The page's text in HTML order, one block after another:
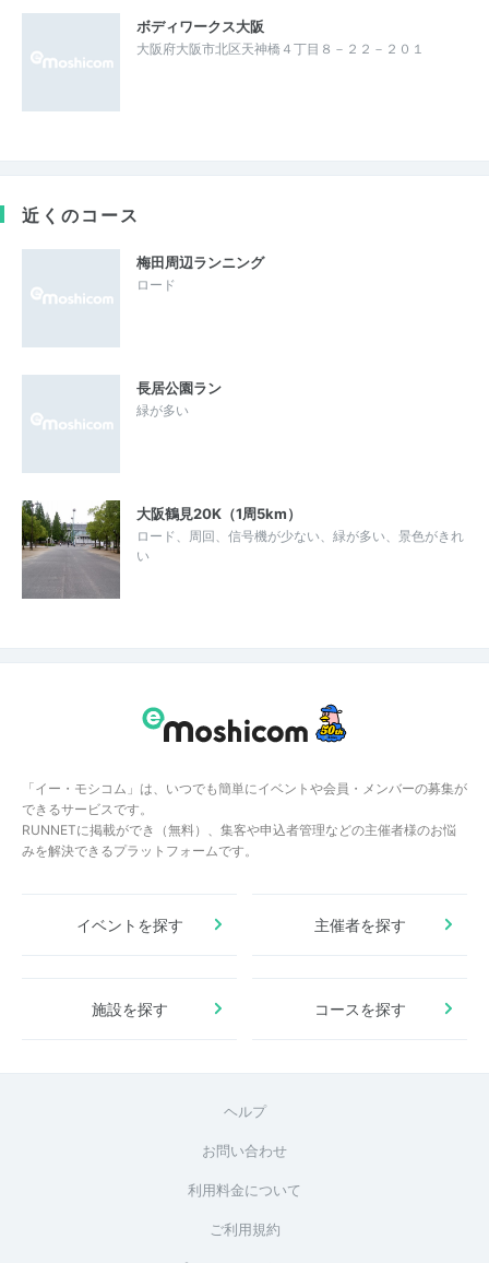
ボディワークス大阪
大阪府大阪市北区天神橋４丁目８－２２－２０１
近くのコース
梅田周辺ランニング
ロード
長居公園ラン
緑が多い
大阪鶴見20K（1周5km）
ロード、周回、信号機が少ない、緑が多い、景色がきれ
い
「イー・モシコム」は、いつでも簡単にイベントや会員・メンバーの募集が
できるサービスです。
RUNNETに掲載ができ（無料）、集客や申込者管理などの主催者様のお悩
みを解決できるプラットフォームです。
イベントを探す 主催者を探す
施設を探す コースを探す
ヘルプ
お問い合わせ
利用料金について
ご利用規約